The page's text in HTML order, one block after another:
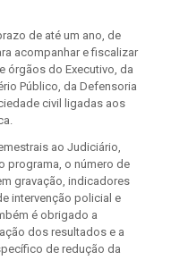
de até um ano, de
acompanhar e fiscalizar
órgãos do Executivo, da
Público, da Defensoria
civil ligadas aos
ao Judiciário,
programa, o número de
gravação, indicadores
intervenção policial e
é obrigado a
dos resultados e a
de redução da